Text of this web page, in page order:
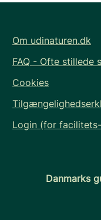
Om udinaturen.dk
FAQ - Ofte stillede
Cookies
Login (for
Danmarks